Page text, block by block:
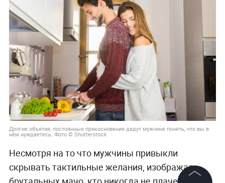
Долгие объятия, постоянные прикосновения дадут мужчине понять, что вы в
нём нуждаетесь. Фото © Shutterstock
Несмотря на то что мужчины привыкли
скрывать тактильные желания, изображая